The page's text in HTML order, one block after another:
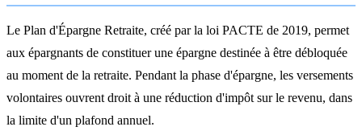
Le Plan d'Épargne Retraite, créé par la loi PACTE de 2019, permet
aux épargnants de constituer une épargne destinée à être débloquée
au moment de la retraite. Pendant la phase d'épargne, les versements
volontaires ouvrent droit à une réduction d'impôt sur le revenu, dans
la limite d'un plafond annuel.